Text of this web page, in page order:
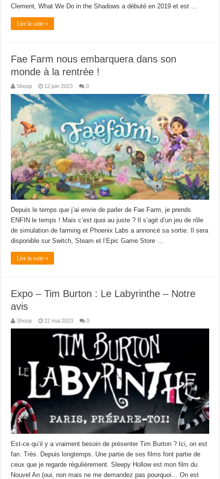
Clement, What We Do in the Shadows a débuté en 2019 et est …
Lire la suite »
Fae Farm nous embarquera dans son
monde à la rentrée !
Shoop 12 juin 2023 0
Depuis le temps que j’ai envie de parler de Fae Farm, je prends
ENFIN le temps ! Mais c’est quoi au juste ? Il s’agit d’un jeu de rôle
de simulation de farming et Phoenix Labs a annoncé sa sortie. Il sera
disponible sur Switch, Steam et l’Epic Game Store …
Lire la suite »
Expo – Tim Burton : Le Labyrinthe – Notre
avis
Shoop 22 mai 2023 0
Est-ce qu’il y a vraiment besoin de présenter Tim Burton ? Ici, on est
fan. Très. Depuis longtemps. Une partie de ses films font partie de
ceux que je regarde régulièrement. Sleepy Hollow est mon film du
Nouvel An (oui, non mais ne me demandez pas pourquoi… On est